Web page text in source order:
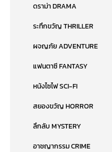
ดราม่า DRAMA
ระทึกขวัญ THRILLER
ผจญภัย ADVENTURE
แฟนตาซี FANTASY
หนังไซไฟ SCI-FI
สยองขวัญ HORROR
ลึกลับ MYSTERY
อาชญากรรม CRIME